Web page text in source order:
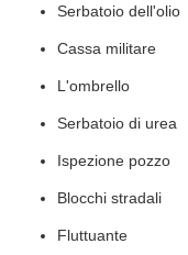
Serbatoio dell'olio
Cassa militare
L'ombrello
Serbatoio di urea
Ispezione pozzo
Blocchi stradali
Fluttuante